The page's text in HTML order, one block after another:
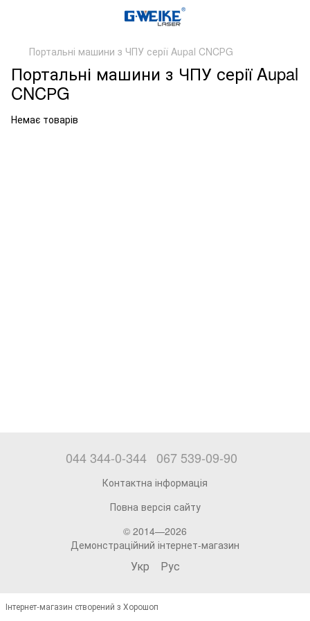
Портальні машини з ЧПУ серії Aupal CNCРG
Портальні машини з ЧПУ серії Aupal
CNCРG
Немає товарів
044 344-0-344 067 539-09-90
Контактна інформація
Повна версія сайту
© 2014—2026
Демонстраційний інтернет-магазин
Укр Рус
Інтернет-магазин створений з Хорошоп